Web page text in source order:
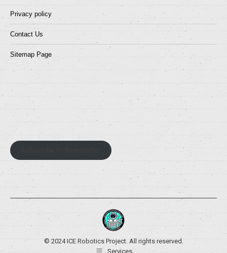
Privacy policy
Contact Us
Sitemap Page
© 2024 ICE Robotics Project. All rights reserved.
Services